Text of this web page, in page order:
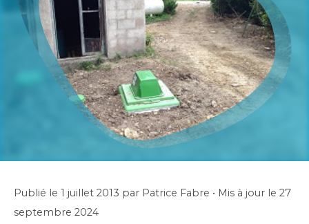
Publié le 1 juillet 2013 par Patrice Fabre • Mis à jour le 27
septembre 2024